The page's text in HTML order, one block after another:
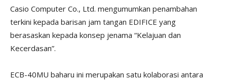
Casio Computer Co., Ltd. mengumumkan penambahan
terkini kepada barisan jam tangan EDIFICE yang
berasaskan kepada konsep jenama “Kelajuan dan
Kecerdasan”.
ECB-40MU baharu ini merupakan satu kolaborasi antara